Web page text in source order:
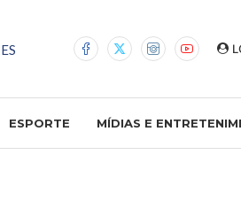
ES
ESPORTE MÍDIAS E